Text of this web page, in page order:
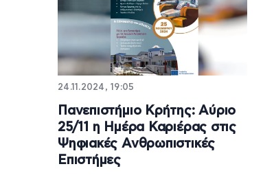
24.11.2024, 19:05
Πανεπιστήμιο Κρήτης: Αύριο
25/11 η Ημέρα Καριέρας στις
Ψηφιακές Ανθρωπιστικές
Επιστήμες